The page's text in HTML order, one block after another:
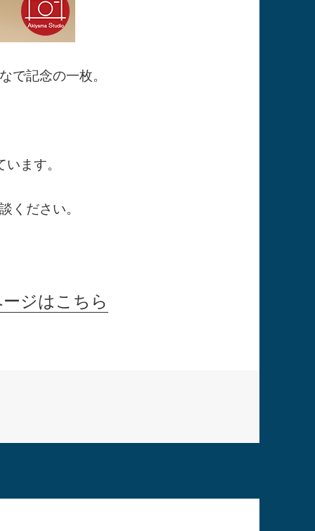
で記念の一枚。
ます。
ください。
ジはこちら